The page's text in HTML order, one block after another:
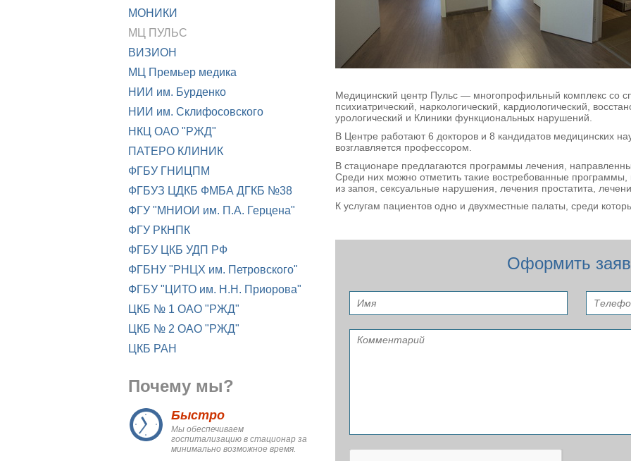
Медицинский центр Пульс — многопрофильный комплекс со
психиатрический, наркологический, кардиологический,
урологический и Клиники функциональных нарушений.
В Центре работают 6 докторов и 8 кандидатов медицинских
возглавляется профессором.
В стационаре предлагаются программы лечения,
Среди них можно отметить такие востребованные
из запоя, сексуальные нарушения, лечения простатита,
К услугам пациентов одно и двухместные палаты, среди
Оформить
МОНИКИ
МЦ ПУЛЬС
ВИЗИОН
МЦ Премьер медика
НИИ им. Бурденко
НИИ им. Склифосовского
НКЦ ОАО "РЖД"
ПАТЕРО КЛИНИК
ФГБУ ГНИЦПМ
ФГБУЗ ЦДКБ ФМБА ДГКБ №38
ФГУ "МНИОИ им. П.А. Герцена"
ФГУ РКНПК
ФГБУ ЦКБ УДП РФ
ФГБНУ "РНЦХ им. Петровского"
ФГБУ "ЦИТО им. Н.Н. Приорова"
ЦКБ № 1 ОАО "РЖД"
ЦКБ № 2 ОАО "РЖД"
ЦКБ РАН
Почему мы?
Быстро
Мы обеспечиваем
госпитализацию в стационар за
минимально возможное время.